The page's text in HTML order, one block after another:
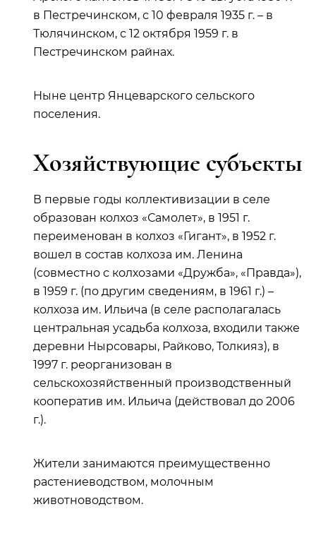
в Пестречинском, с 10 февраля 1935 г. – в
Тюлячинском, с 12 октября 1959 г. в
Пестречинском райнах.
Ныне центр Янцеварского сельского
поселения.
Хозяйствующие субъекты
В первые годы коллективизации в селе
образован колхоз «Самолет», в 1951 г.
переименован в колхоз «Гигант», в 1952 г.
вошел в состав колхоза им. Ленина
(совместно с колхозами «Дружба», «Правда»),
в 1959 г. (по другим сведениям, в 1961 г.) –
колхоза им. Ильича (в селе располагалась
центральная усадьба колхоза, входили также
деревни Нырсовары, Райково, Толкияз), в
1997 г. реорганизован в
сельскохозяйственный производственный
кооператив им. Ильича (действовал до 2006
г.).
Жители занимаются преимущественно
растениеводством, молочным
животноводством.